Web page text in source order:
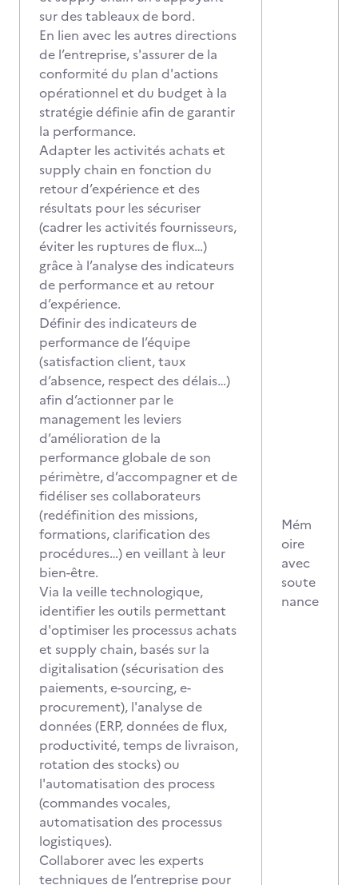
sur des tableaux de bord.
En lien avec les autres directions
de l’entreprise, s'assurer de la
conformité du plan d'actions
opérationnel et du budget à la
stratégie définie afin de garantir
la performance.
Adapter les activités achats et
supply chain en fonction du
retour d’expérience et des
résultats pour les sécuriser
(cadrer les activités fournisseurs,
éviter les ruptures de flux…)
grâce à l’analyse des indicateurs
de performance et au retour
d’expérience.
Définir des indicateurs de
performance de l’équipe
(satisfaction client, taux
d’absence, respect des délais…)
afin d’actionner par le
management les leviers
d’amélioration de la
performance globale de son
périmètre, d’accompagner et de
fidéliser ses collaborateurs
(redéfinition des missions,
formations, clarification des
procédures…) en veillant à leur
bien-être.
Via la veille technologique,
identifier les outils permettant
d'optimiser les processus achats
et supply chain, basés sur la
digitalisation (sécurisation des
paiements, e-sourcing, e-
procurement), l'analyse de
données (ERP, données de flux,
productivité, temps de livraison,
rotation des stocks) ou
l'automatisation des process
(commandes vocales,
automatisation des processus
logistiques).
Collaborer avec les experts
techniques de l’entreprise pour
Mém
oire
avec
soute
nance